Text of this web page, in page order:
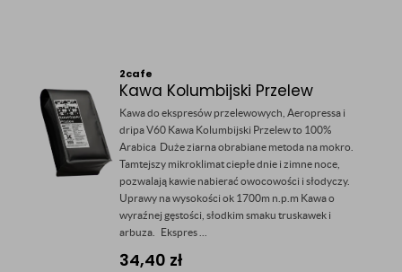
2cafe
Kawa Kolumbijski Przelew
Kawa do ekspresów przelewowych, Aeropressa i
dripa V60 Kawa Kolumbijski Przelew to 100%
Arabica Duże ziarna obrabiane metoda na mokro.
Tamtejszy mikroklimat ciepłe dnie i zimne noce,
pozwalają kawie nabierać owocowości i słodyczy.
Uprawy na wysokości ok 1700m n.p.m Kawa o
wyraźnej gęstości, słodkim smaku truskawek i
arbuza. Ekspres ...
34,40 zł